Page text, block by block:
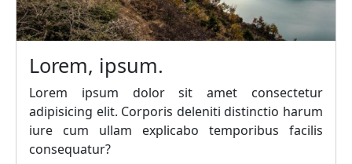
Lorem, ipsum.
Lorem ipsum dolor sit amet consectetur
adipisicing elit. Corporis deleniti distinctio harum
iure cum ullam explicabo temporibus facilis
consequatur?